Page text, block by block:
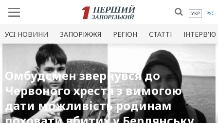
УКР РУС
УСI НОВИНИ ЗАПОРІЖЖЯ РЕГІОН СТАТТІ ІНТЕРВ'Ю
Омбудсмен звернувся до
Червоного хреста з вимогою
дати можливість родинам